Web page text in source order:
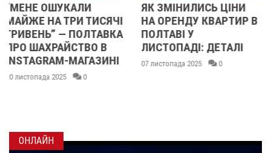
ЯК ЗМІНИЛИСЬ ЦІНИ
НА ОРЕНДУ КВАРТИР В
ПОЛТАВІ У
ЛИСТОПАДІ: ДЕТАЛІ
07 листопада 2025 0
У ПОЛТАВІ ЗАЗВУЧАВ
ДЖАЗ: ВІДКРИЛИ
ПЕРШИЙ МУЗИЧНИЙ
ПРОСТІР СВОБОДИ
10 жовтня 2025
ОНЛАЙН